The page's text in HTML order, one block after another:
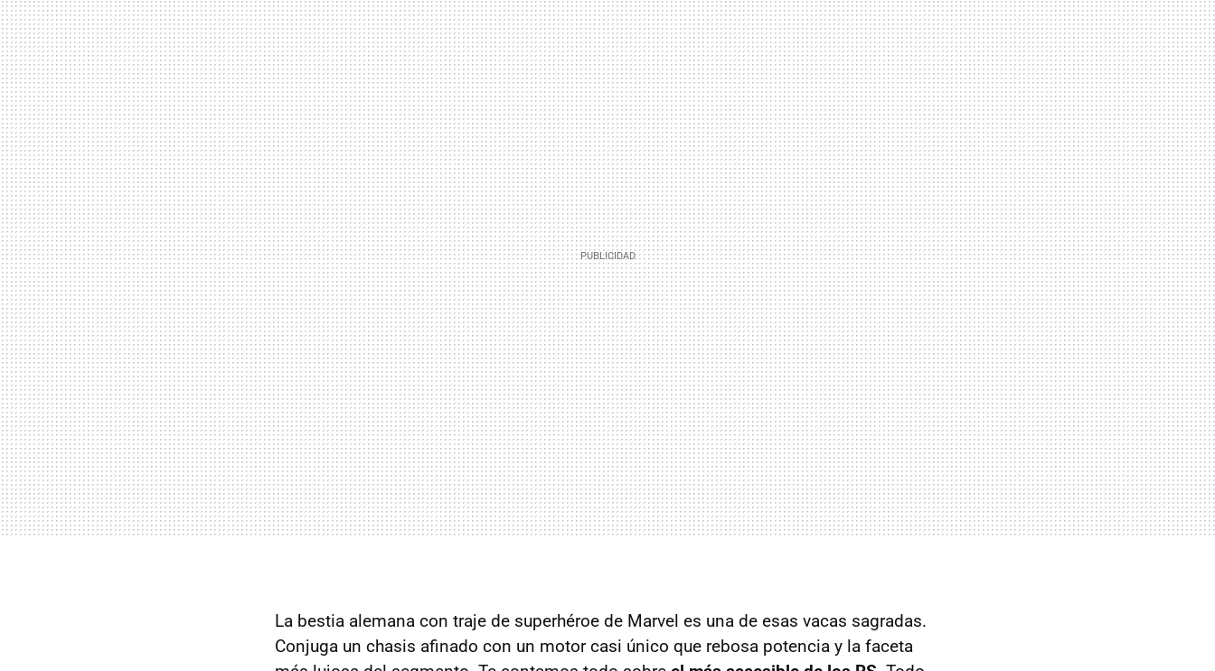
La bestia alemana con traje de superhéroe de Marvel es una de esas vacas sagradas.
Conjuga un chasis afinado con un motor casi único que rebosa potencia y la faceta